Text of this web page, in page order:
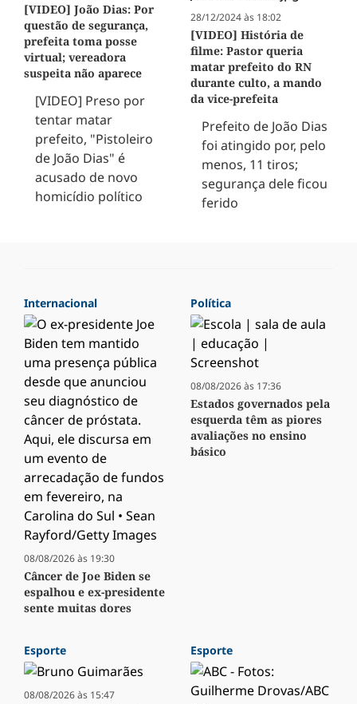
[VIDEO] João Dias: Por
questão de segurança,
prefeita toma posse
virtual; vereadora
suspeita não aparece
[VIDEO] Preso por
tentar matar
prefeito, "Pistoleiro
de João Dias" é
acusado de novo
homicídio político
28/12/2024 às 18:02
[VIDEO] História de
filme: Pastor queria
matar prefeito do RN
durante culto, a mando
da vice-prefeita
Prefeito de João Dias
foi atingido por, pelo
menos, 11 tiros;
segurança dele ficou
ferido
Internacional
08/08/2026 às 19:30
Câncer de Joe Biden se
espalhou e ex-presidente
sente muitas dores
Política
08/08/2026 às 17:36
Estados governados pela
esquerda têm as piores
avaliações no ensino
básico
Esporte
08/08/2026 às 15:47
Esporte